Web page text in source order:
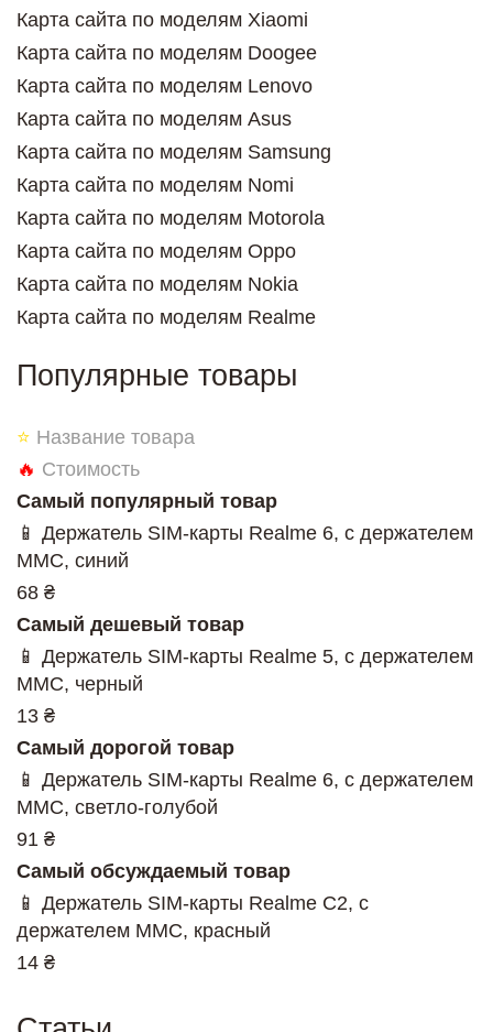
Карта сайта по моделям Xiaomi
Карта сайта по моделям Doogee
Карта сайта по моделям Lenovo
Карта сайта по моделям Asus
Карта сайта по моделям Samsung
Карта сайта по моделям Nomi
Карта сайта по моделям Motorola
Карта сайта по моделям Oppo
Карта сайта по моделям Nokia
Карта сайта по моделям Realme
Популярные товары
⭐ Название товара
🔥 Стоимость
Самый популярный товар
📱 Держатель SIM-карты Realme 6, c держателем
MMC, синий
68 ₴
Самый дешевый товар
📱 Держатель SIM-карты Realme 5, c держателем
MMC, черный
13 ₴
Самый дорогой товар
📱 Держатель SIM-карты Realme 6, c держателем
MMC, светло-голубой
91 ₴
Самый обсуждаемый товар
📱 Держатель SIM-карты Realme C2, c
держателем MMC, красный
14 ₴